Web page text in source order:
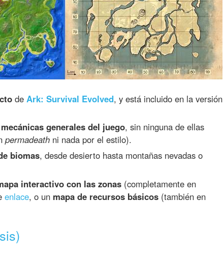
de Ark: Survival Evolved, y está incluido en la versión
generales del juego, sin ninguna de ellas
permadeath ni nada por el estilo).
biomas, desde desierto hasta montañas nevadas o
interactivo con las zonas (completamente en
enlace, o un mapa de recursos básicos (también en